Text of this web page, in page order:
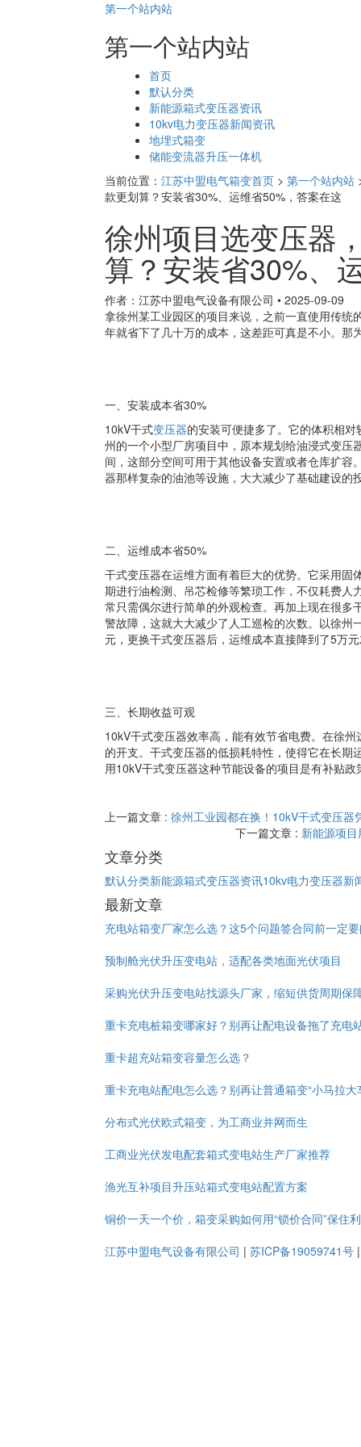
第一个站内站
第一个站内站
首页
默认分类
新能源箱式变压器资讯
10kv电力变压器新闻资讯
地埋式箱变
储能变流器升压一体机
当前位置： 江苏中盟电气箱变首页 > 第一个站内站
款更划算？安装省30%、运维省50%，答案在这​
徐州项目选变压器
算？安装省30%、
作者：江苏中盟电气设备有限公司 • 2025-09-09
拿徐州某工业园区的项目来说，之前一直使用传统
年就省下了几十万的成本，这差距可真是不小。那
一、安装成本省30%
10kV干式变压器的安装可便捷多了。它的体积相
州的一个小型厂房项目中，原本规划给油浸式变
间，这部分空间可用于其他设备安置或者仓库扩
器那样复杂的油池等设施，大大减少了基础建设的
二、运维成本省50%
干式变压器在运维方面有着巨大的优势。它采用
期进行油检测、吊芯检修等繁琐工作，不仅耗费
常只需偶尔进行简单的外观检查。再加上现在很
警故障，这就大大减少了人工巡检的次数。以徐
元，更换干式变压器后，运维成本直接降到了5万
三、长期收益可观
10kV干式变压器效率高，能有效节省电费。在徐
的开支。干式变压器的低损耗特性，使得它在长
用10kV干式变压器这种节能设备的项目是有补贴
上一篇文章 : 徐州工业园都在换！10kV干式变压器
下一篇文章 : 新能源项
文章分类
默认分类新能源箱式变压器资讯10kv电力变压器新
最新文章
充电站箱变厂家怎么选？这5个问题签合同前一定
预制舱光伏升压变电站，适配各类地面光伏项目
采购光伏升压变电站找源头厂家，缩短供货周期保
重卡充电桩箱变哪家好？别再让配电设备拖了充电
重卡超充站箱变容量怎么选？
重卡充电站配电怎么选？别再让普通箱变“小马拉大
分布式光伏欧式箱变，为工商业并网而生
工商业光伏发电配套箱式变电站生产厂家推荐
渔光互补项目升压站箱式变电站配置方案
铜价一天一个价，箱变采购如何用“锁价合同”保住
江苏中盟电气设备有限公司 | 苏ICP备19059741号